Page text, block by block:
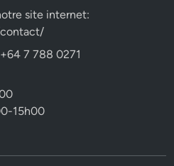
site internet:
7 788 0271
15h00